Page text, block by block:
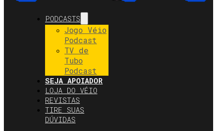
PODCASTS
Jogo Véio
Podcast
TV de
Tubo
Podcast
SEJA APOIADOR
LOJA DO VÉIO
REVISTAS
TIRE SUAS
DÚVIDAS